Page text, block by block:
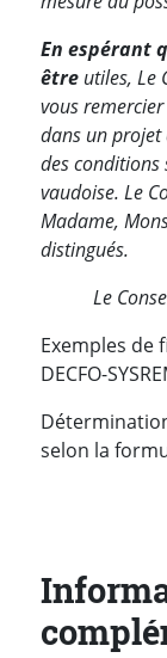
En espérant
être utiles, Le
vous
dans un
des
vaudoise. Le
Madame,
distingués.
Le Conseil
Exemples de
DECFO-
selon la